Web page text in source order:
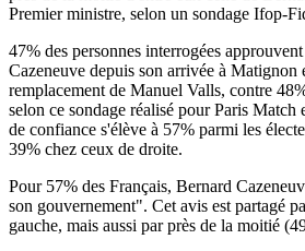
Premier ministre, selon un sondage Ifop-
47% des personnes interrogées
Cazeneuve depuis son arrivée à Matignon
remplacement de Manuel Valls, contre
selon ce sondage réalisé pour Paris
de confiance s'élève à 57% parmi les
39% chez ceux de droite.
Pour 57% des Français, Bernard
son gouvernement". Cet avis est partagé
gauche, mais aussi par près de la moitié